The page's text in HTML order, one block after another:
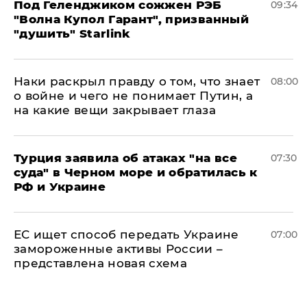
Под Геленджиком сожжен РЭБ
"Волна Купол Гарант", призванный
"душить" Starlink
09:34
Наки раскрыл правду о том, что знает
о войне и чего не понимает Путин, а
на какие вещи закрывает глаза
08:00
Турция заявила об атаках "на все
суда" в Черном море и обратилась к
РФ и Украине
07:30
ЕС ищет способ передать Украине
замороженные активы России –
представлена новая схема
07:00